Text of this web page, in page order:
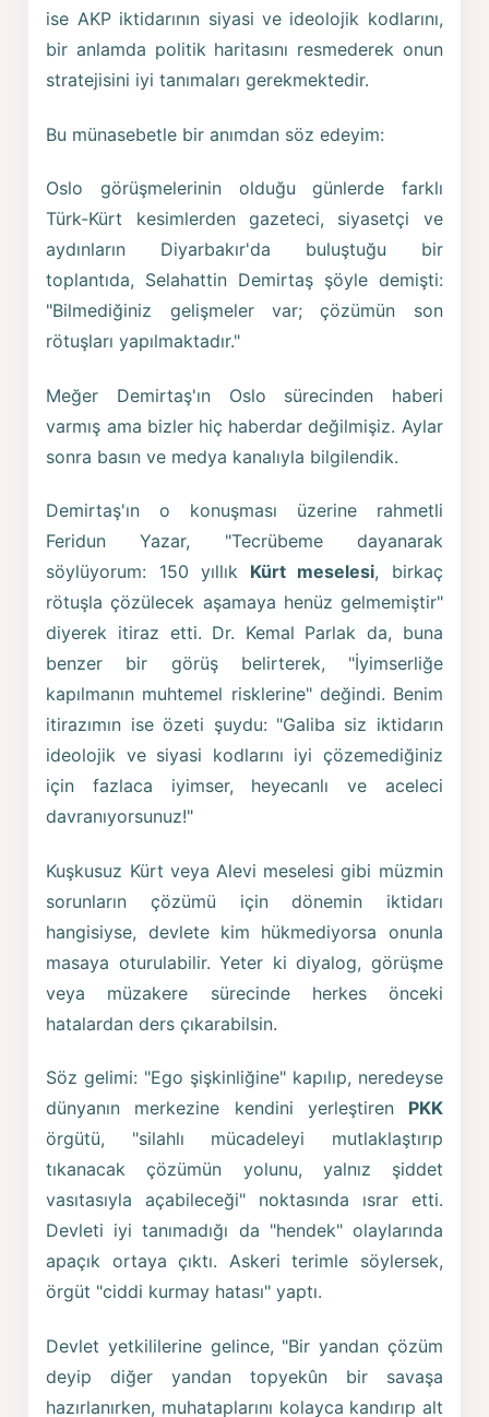
ise AKP iktidarının siyasi ve ideolojik kodlarını,
bir anlamda politik haritasını resmederek onun
stratejisini iyi tanımaları gerekmektedir.
Bu münasebetle bir anımdan söz edeyim:
Oslo görüşmelerinin olduğu günlerde farklı
Türk-Kürt kesimlerden gazeteci, siyasetçi ve
aydınların Diyarbakır'da buluştuğu bir
toplantıda, Selahattin Demirtaş şöyle demişti:
"Bilmediğiniz gelişmeler var; çözümün son
rötuşları yapılmaktadır."
Meğer Demirtaş'ın Oslo sürecinden haberi
varmış ama bizler hiç haberdar değilmişiz. Aylar
sonra basın ve medya kanalıyla bilgilendik.
Demirtaş'ın o konuşması üzerine rahmetli
Feridun Yazar, "Tecrübeme dayanarak
söylüyorum: 150 yıllık Kürt meselesi, birkaç
rötuşla çözülecek aşamaya henüz gelmemiştir"
diyerek itiraz etti. Dr. Kemal Parlak da, buna
benzer bir görüş belirterek, "İyimserliğe
kapılmanın muhtemel risklerine" değindi. Benim
itirazımın ise özeti şuydu: "Galiba siz iktidarın
ideolojik ve siyasi kodlarını iyi çözemediğiniz
için fazlaca iyimser, heyecanlı ve aceleci
davranıyorsunuz!"
Kuşkusuz Kürt veya Alevi meselesi gibi müzmin
sorunların çözümü için dönemin iktidarı
hangisiyse, devlete kim hükmediyorsa onunla
masaya oturulabilir. Yeter ki diyalog, görüşme
veya müzakere sürecinde herkes önceki
hatalardan ders çıkarabilsin.
Söz gelimi: "Ego şişkinliğine" kapılıp, neredeyse
dünyanın merkezine kendini yerleştiren PKK
örgütü, "silahlı mücadeleyi mutlaklaştırıp
tıkanacak çözümün yolunu, yalnız şiddet
vasıtasıyla açabileceği" noktasında ısrar etti.
Devleti iyi tanımadığı da "hendek" olaylarında
apaçık ortaya çıktı. Askeri terimle söylersek,
örgüt "ciddi kurmay hatası" yaptı.
Devlet yetkililerine gelince, "Bir yandan çözüm
deyip diğer yandan topyekûn bir savaşa
hazırlanırken, muhataplarını kolayca kandırıp alt